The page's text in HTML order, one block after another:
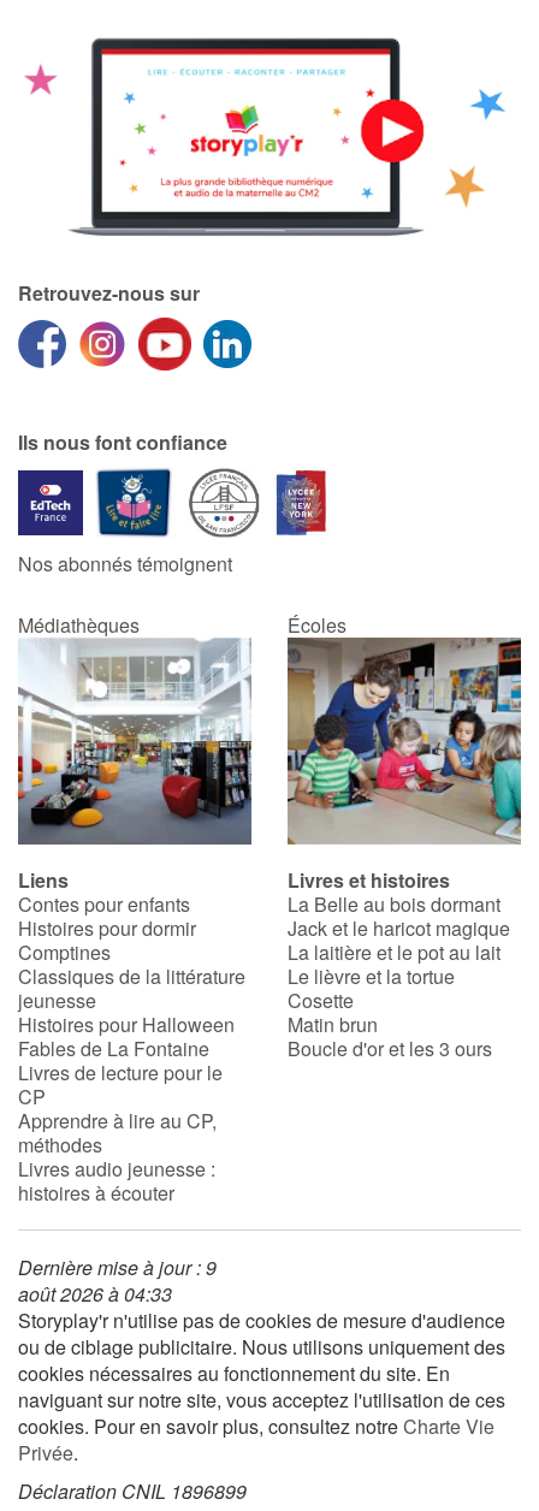
Contraste +
Écoles
Médiathèques
Blog
Actualités
Par thématique
Rencontres et témoignages
Contes d'ici et d'ailleurs
Autour de la lecture
Apprendre à lire
Livre audio
Activités et ateliers
Apprendre les langues
Dyslexie, troubles de la lecture
Nos listes de lecture
Les plus lus
Coups de coeur
Retrouvez-nous sur
Ils nous font confiance
Nos abonnés témoignent
Médiathèques Écoles
Liens
Contes pour enfants
Histoires pour dormir
Comptines
Classiques de la littérature
jeunesse
Histoires pour Halloween
Fables de La Fontaine
Livres de lecture pour le
CP
Apprendre à lire au CP,
méthodes
Livres audio jeunesse :
histoires à écouter
Livres et histoires
La Belle au bois dormant
Jack et le haricot magique
La laitière et le pot au lait
Le lièvre et la tortue
Cosette
Matin brun
Boucle d'or et les 3 ours
Dernière mise à jour : 9
août 2026 à 04:33
Storyplay'r n'utilise pas de cookies de mesure d'audience
ou de ciblage publicitaire. Nous utilisons uniquement des
cookies nécessaires au fonctionnement du site. En
naviguant sur notre site, vous acceptez l'utilisation de ces
cookies. Pour en savoir plus, consultez notreCharte Vie
Privée.
Déclaration CNIL 1896899